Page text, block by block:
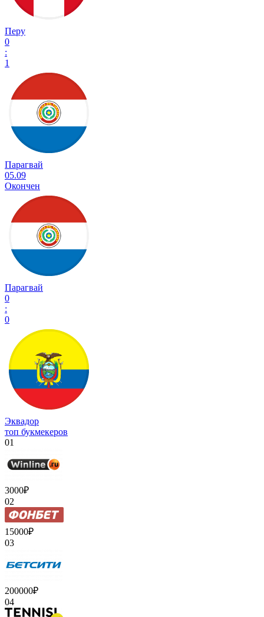
Перу
0
:
1
Парагвай
05.09
Окончен
Парагвай
0
:
0
Эквадор
топ букмекеров
01
3000₽
02
15000₽
03
200000₽
04